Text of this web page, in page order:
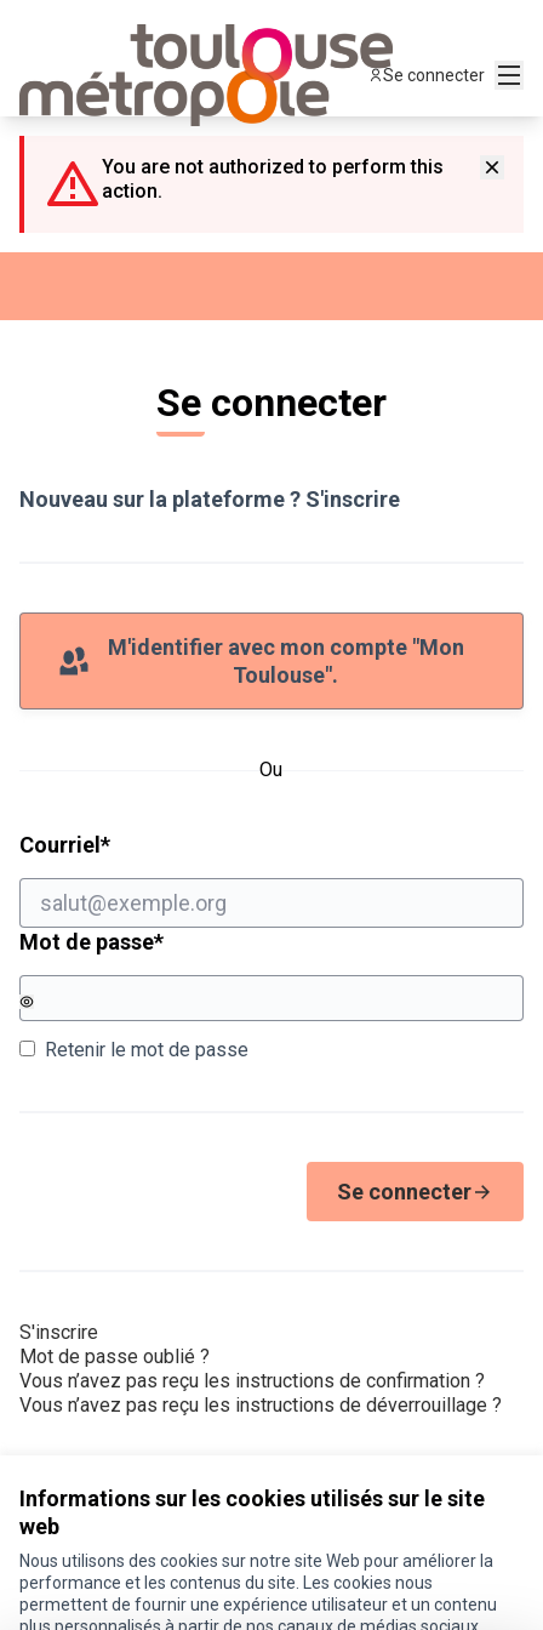
Informations sur les cookies utilisés sur le site
web
Nous utilisons des cookies sur notre site Web pour améliorer la
performance et les contenus du site. Les cookies nous
permettent de fournir une expérience utilisateur et un contenu
Se connecter
You are not authorized to perform this
action.
Se connecter
Nouveau sur la plateforme ? S'inscrire
M'identifier avec mon compte "Mon
Toulouse".
Ou
Courriel *Champ obligatoire
Mot de passe*Champ obligatoire
Retenir le mot de passe
Se connecter
S'inscrire
Mot de passe oublié ?
Vous n’avez pas reçu les instructions de confirmation ?
Vous n’avez pas reçu les instructions de déverrouillage ?
Conditions d'utilisation
Paramètres des cookies
Je participe ! sur X
Je participe ! sur Facebook
Je participe ! sur Instagram